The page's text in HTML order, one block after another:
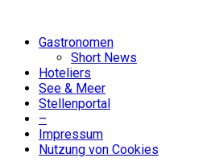
Gastronomen
Short News
Hoteliers
See & Meer
Stellenportal
–
Impressum
Nutzung von Cookies